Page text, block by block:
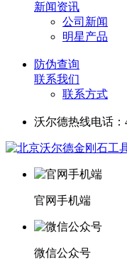
新闻资讯
公司新闻
明星产品
防伪查询
联系我们
联系方式
沃尔德热线电话：
官网手机端
微信公众号